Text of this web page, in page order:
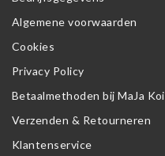
Algemene voorwaarden
Cookies
Privacy Policy
Betaalmethoden bij MaJa Koi
Verzenden & Retourneren
Klantenservice